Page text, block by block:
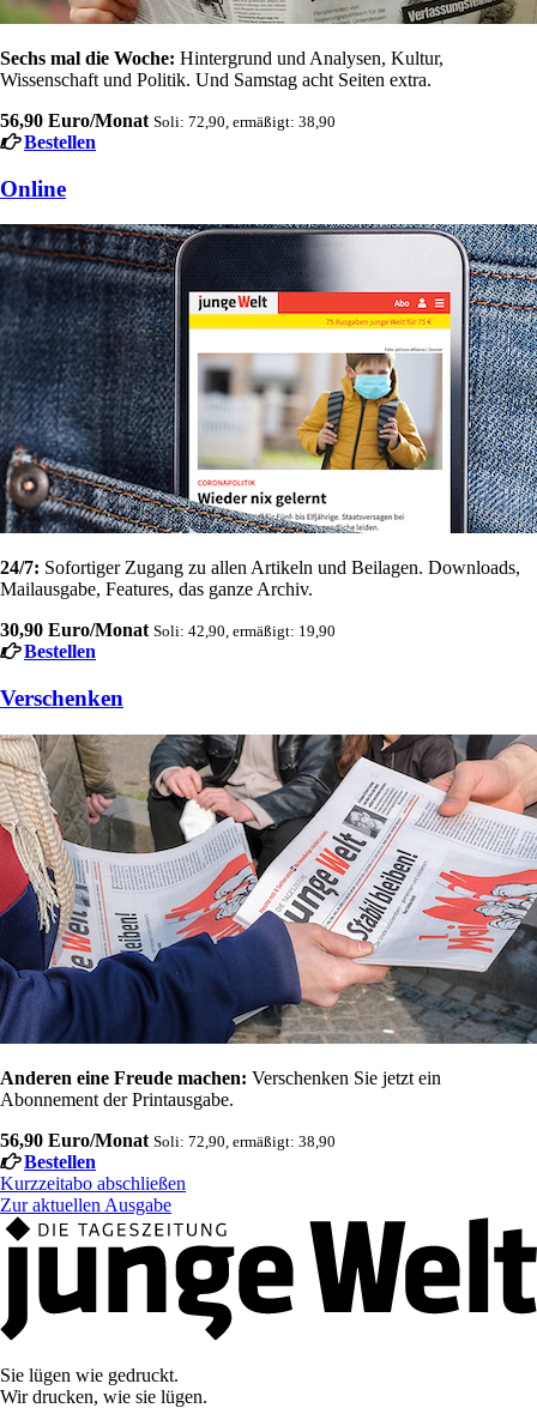
Sechs mal die Woche: Hintergrund und Analysen, Kultur,
Wissenschaft und Politik. Und Samstag acht Seiten extra.
56,90 Euro/Monat Soli: 72,90, ermäßigt: 38,90
Bestellen
Online
24/7: Sofortiger Zugang zu allen Artikeln und Beilagen. Downloads,
Mailausgabe, Features, das ganze Archiv.
30,90 Euro/Monat Soli: 42,90, ermäßigt: 19,90
Bestellen
Verschenken
Anderen eine Freude machen: Verschenken Sie jetzt ein
Abonnement der Printausgabe.
56,90 Euro/Monat Soli: 72,90, ermäßigt: 38,90
Bestellen
Kurzzeitabo abschließen
Zur aktuellen Ausgabe
Sie lügen wie gedruckt.
Wir drucken, wie sie lügen.